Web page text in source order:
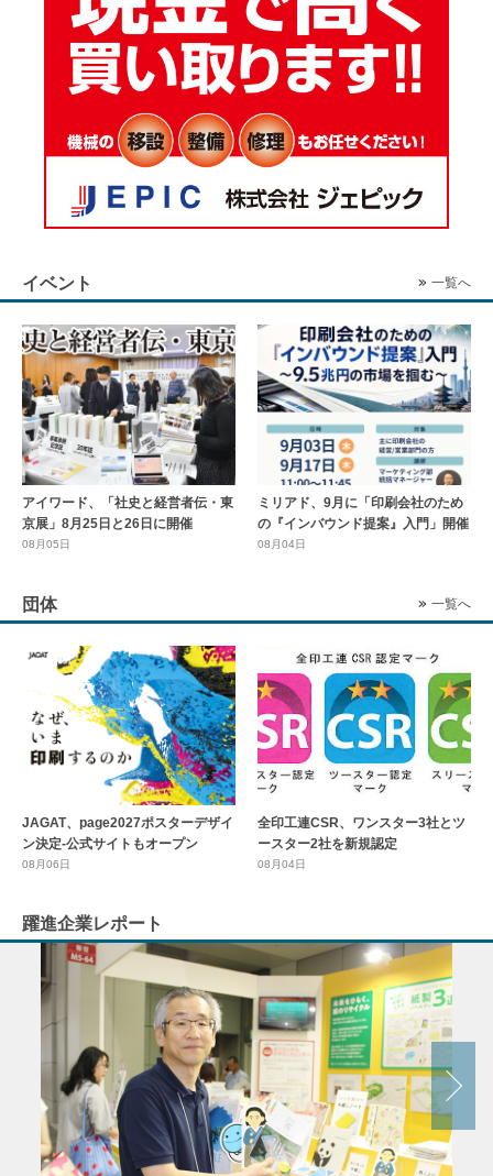
イベント 一覧へ
アイワード、「社史と経営者伝・東
京展」8月25日と26日に開催
08月05日
ミリアド、9月に「印刷会社のため
の『インバウンド提案』入門」開催
08月04日
団体 一覧へ
JAGAT、page2027ポスターデザイ
ン決定-公式サイトもオープン
08月06日
全印工連CSR、ワンスター3社とツ
ースター2社を新規認定
08月04日
躍進企業レポート